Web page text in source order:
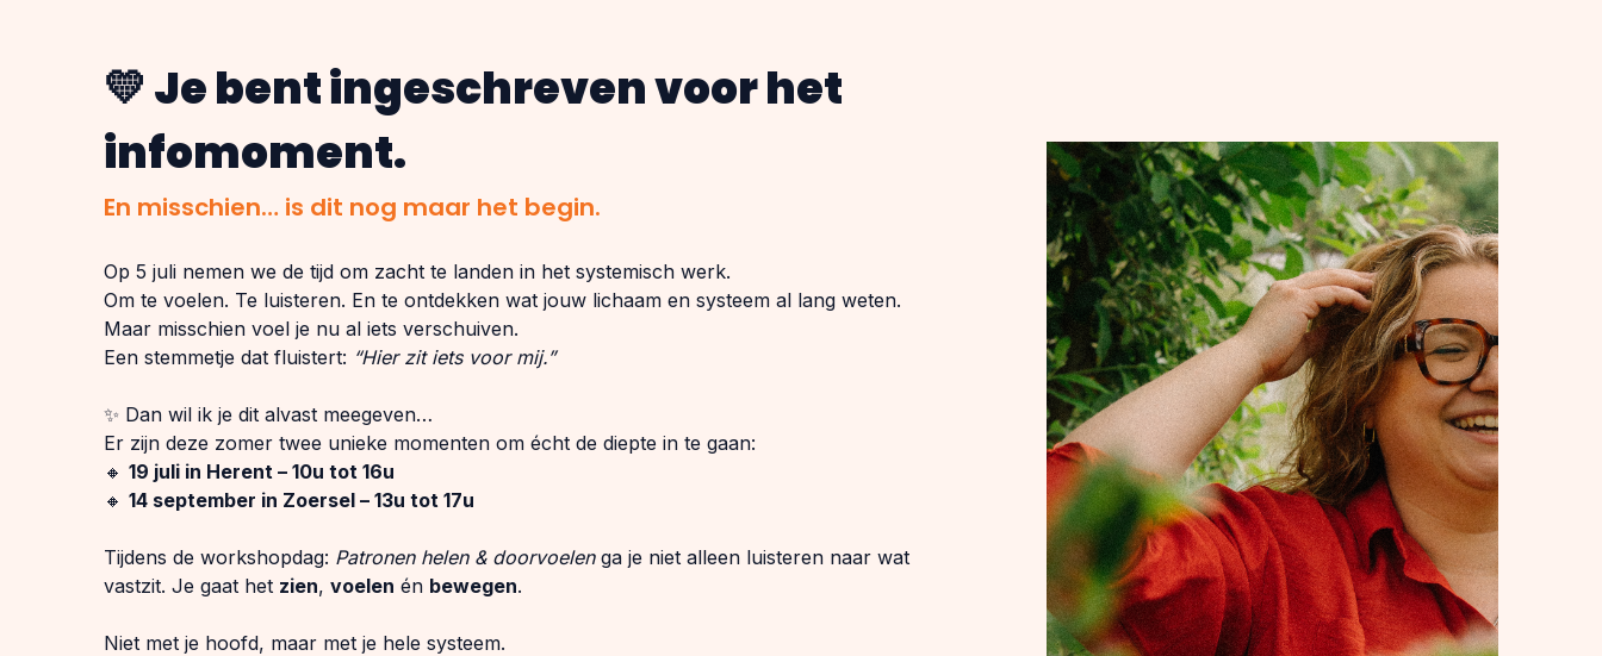
💛 Je bent ingeschreven voor het
infomoment.
En misschien… is dit nog maar het begin.
Op 5 juli nemen we de tijd om zacht te landen in het systemisch werk.
Om te voelen. Te luisteren. En te ontdekken wat jouw lichaam en systeem al lang weten.
Maar misschien voel je nu al iets verschuiven.
Een stemmetje dat fluistert: “Hier zit iets voor mij.”
✨ Dan wil ik je dit alvast meegeven…
Er zijn deze zomer twee unieke momenten om écht de diepte in te gaan:
🔸 19 juli in Herent – 10u tot 16u
🔸 14 september in Zoersel – 13u tot 17u
Tijdens de workshopdag: Patronen helen & doorvoelen ga je niet alleen luisteren naar wat
vastzit. Je gaat het zien, voelen én bewegen.
Niet met je hoofd, maar met je hele systeem.